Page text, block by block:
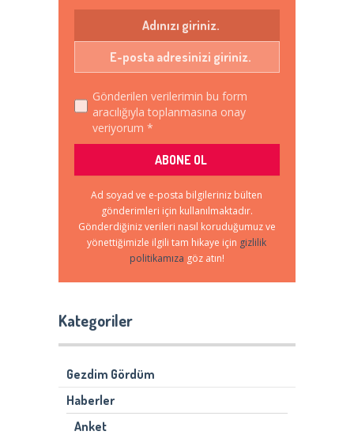
Gönderilen verilerimin bu form
aracılığıyla toplanmasına onay
veriyorum *
Ad soyad ve e-posta bilgileriniz bülten
gönderimleri için kullanılmaktadır.
Gönderdiğiniz verileri nasıl koruduğumuz ve
yönettiğimizle ilgili tam hikaye için gizlilik
politikamıza göz atın!
Kategoriler
Gezdim Gördüm
Haberler
Anket